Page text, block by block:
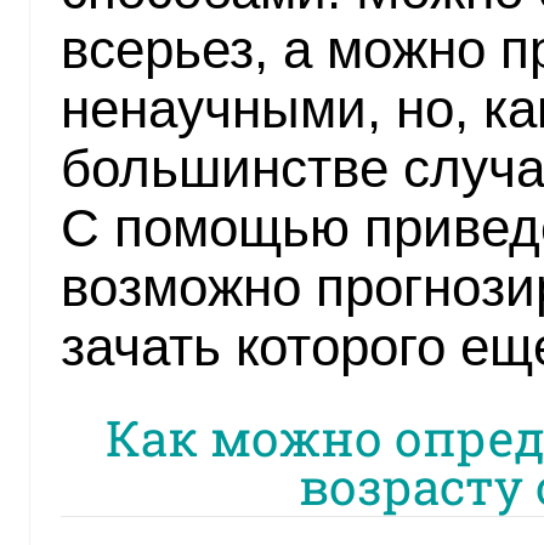
всерьез, а можно
ненаучными, но,
большинстве
С помощью
возможно
зачать которого
Как можно